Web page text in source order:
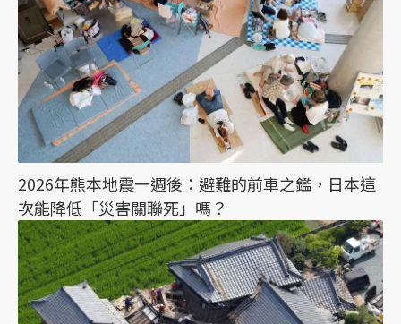
2026年熊本地震一週後：避難的前車之鑑，日本這
次能降低「災害關聯死」嗎？